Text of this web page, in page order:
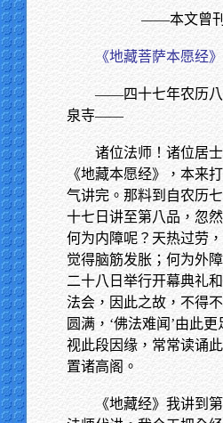
——本文曾
《地藏菩萨本愿经
——四十七年农历八
泉寺——
诸位法师！诸位居
《地藏本愿经》，本来
气讲完。那料到自农历
十七日讲至第八品，忽
何为内障呢？天热过劳
觉得脑筋发胀；何为外
二十八日举行开幕典礼
法会，因此之故，不得
圆满，‘佛法难闻’由此
视此段因缘，常常读诵
置诸高阁。
《地藏经》我讲到